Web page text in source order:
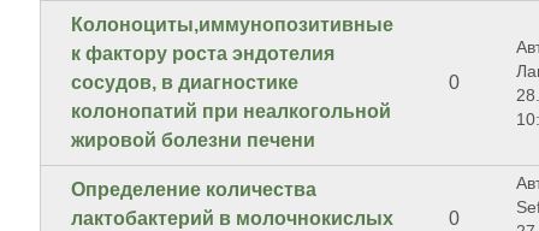
Колоноциты,иммунопозитивные
к фактору роста эндотелия
сосудов, в диагностике
колонопатий при неалкогольной
жировой болезни печени
0
Определение количества
лактобактерий в молочнокислых
0